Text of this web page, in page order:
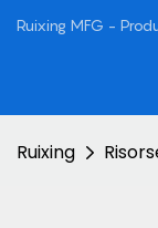
Ruixing MFG -
Ruixing